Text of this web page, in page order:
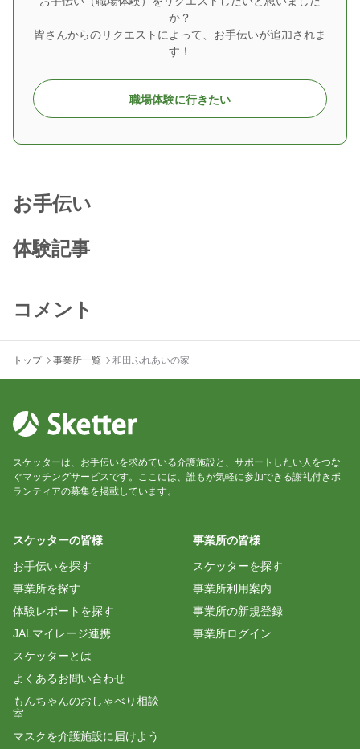
か？
皆さんからのリクエストによって、お手伝いが追加されま
す！
職場体験に行きたい
お手伝い
体験記事
コメント
トップ 事業所一覧 和田ふれあいの家
スケッターは、お手伝いを求めている介護施設と、サポートしたい人をつな
ぐマッチングサービスです。ここには、誰もが気軽に参加できる謝礼付きボ
ランティアの募集を掲載しています。
スケッターの皆様
お手伝いを探す
事業所を探す
体験レポートを探す
JALマイレージ連携
スケッターとは
よくあるお問い合わせ
もんちゃんのおしゃべり相談
室
マスクを介護施設に届けよう
事業所の皆様
スケッターを探す
事業所利用案内
事業所の新規登録
事業所ログイン